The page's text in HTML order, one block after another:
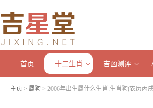
首页 十二生肖 吉凶测评
主页 > 属狗 > 2006年出生属什么生肖:生肖狗(农历丙